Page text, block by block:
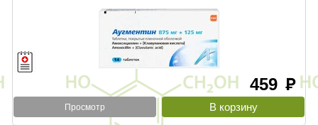
459 руб
Просмотр